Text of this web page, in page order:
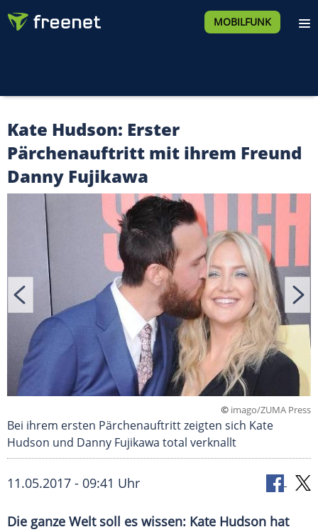
MOBILFUNK
Kate Hudson: Erster
Pärchenauftritt mit ihrem Freund
Danny Fujikawa
© imago/ZUMA Press
Bei ihrem ersten Pärchenauftritt zeigten sich Kate
Hudson und Danny Fujikawa total verknallt
11.05.2017 - 09:41 Uhr
Die ganze Welt soll es wissen: Kate Hudson hat